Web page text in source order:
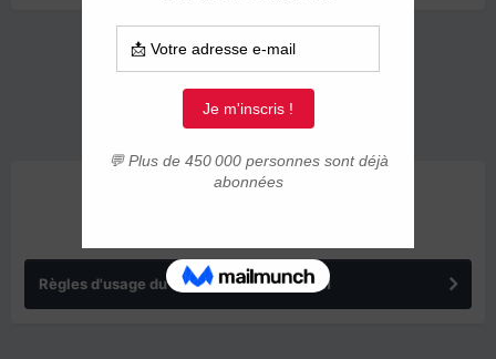
Règles d'usage du forum IMMIGRER.COM